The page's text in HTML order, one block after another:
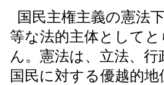
国民主権主義の憲法
等な法的主体として
ん。憲法は、立法、
国民に対する優越的